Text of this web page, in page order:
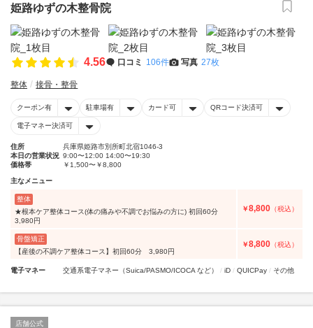
姫路ゆずの木整骨院
4.56 口コミ 106件 写真 27枚
整体 接骨・整骨
クーポン有 駐車場有 カード可 QRコード決済可
電子マネー決済可
住所
兵庫県姫路市別所町北宿1046-3
本日の営業状況 9:00〜12:00 14:00〜19:30
価格帯
￥1,500〜￥8,800
主なメニュー
整体
★根本ケア整体コース(体の痛みや不調でお悩みの方に) 初回60分
3,980円
￥8,800 （税込）
骨盤矯正
【産後の不調ケア整体コース】初回60分 3,980円
￥8,800 （税込）
電子マネー 交通系電子マネー（Suica/PASMO/ICOCA など） iD QUICPay その他
店舗公式